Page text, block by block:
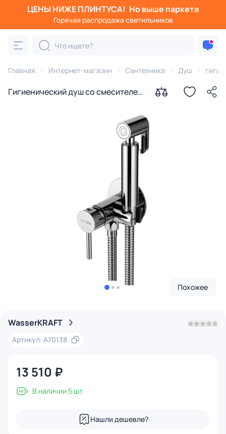
ЦЕНЫ НИЖЕ ПЛИНТУСА! Но выше паркета
Горячая распродажа светильников
Главная Интернет-магазин Сантехника Душ
Гигиенический душ со смесителем
Похожее
WasserKRAFT
Артикул: A70138
13 510 ₽
В наличии 5 шт.
Нашли дешевле?